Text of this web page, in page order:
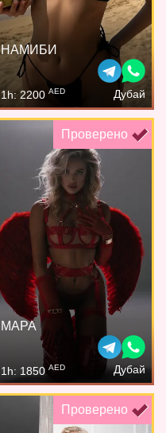
НАМИБИ
1h: 2200 AED Дубай
Проверено
МАРА
1h: 1850 AED Дубай
Проверено